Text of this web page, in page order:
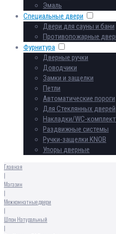
Эмаль
Специальные двери
Двери для сауны и бани
Противопожарные
Фурнитура
Дверные ручки
Доводчики
Замки и защелки
Петли
Автоматические пороги
Для Стеклянных дверей
Накладки/WC-
Раздвижные системы
Ручки-защелки KNOB
Упоры дверные
Главная
|
Магазин
|
Межкомнатные двери
|
Шпон Натуральный
|